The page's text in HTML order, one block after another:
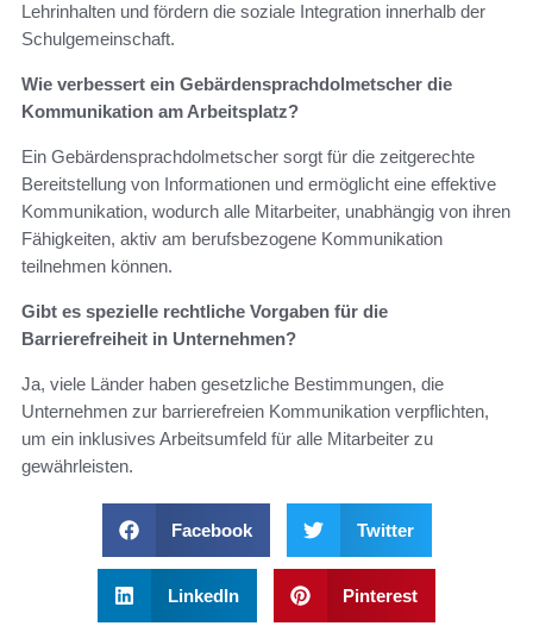
Lehrinhalten und fördern die soziale Integration innerhalb der
Schulgemeinschaft.
Wie verbessert ein Gebärdensprachdolmetscher die
Kommunikation am Arbeitsplatz?
Ein Gebärdensprachdolmetscher sorgt für die zeitgerechte
Bereitstellung von Informationen und ermöglicht eine effektive
Kommunikation, wodurch alle Mitarbeiter, unabhängig von ihren
Fähigkeiten, aktiv am berufsbezogene Kommunikation
teilnehmen können.
Gibt es spezielle rechtliche Vorgaben für die
Barrierefreiheit in Unternehmen?
Ja, viele Länder haben gesetzliche Bestimmungen, die
Unternehmen zur barrierefreien Kommunikation verpflichten,
um ein inklusives Arbeitsumfeld für alle Mitarbeiter zu
gewährleisten.
Facebook Twitter
LinkedIn Pinterest